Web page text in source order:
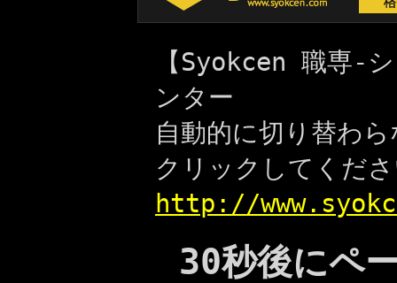
【Syokcen 職専-
ンター
自動的に切り替わ
クリックしてくだ
http://
30秒後にペ